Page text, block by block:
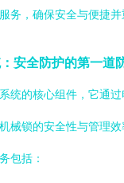
务，确保安全与便捷并
安全防护的第一道
统的核心组件，它通
械锁的安全性与管理
包括：